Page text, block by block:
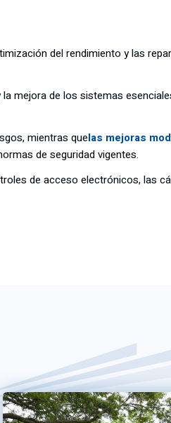
del rendimiento y las
mejora de los sistemas
mientras quelas mejoras
de seguridad vigentes.
de acceso electrónicos, las